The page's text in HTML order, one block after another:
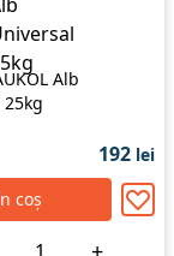
Alb
192 lei
coș